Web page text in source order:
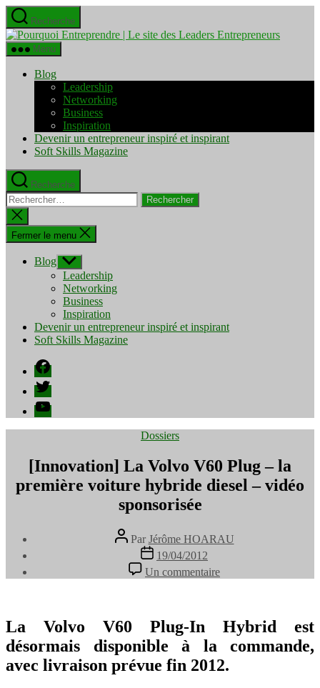
Aller
au
contenu
Recherche
Pourquoi
Menu
Blog
Leadership
Networking
Business
Inspiration
Devenir un entrepreneur inspiré et inspirant
Soft Skills Magazine
Recherche
Rechercher :
Fermer
la
recherche
Fermer le menu
Blog Afficher
le
sous-
menu
Leadership
Networking
Business
Inspiration
Devenir un entrepreneur inspiré et inspirant
Soft Skills Magazine
Facebook
Twitter
YouTube
Catégories
Dossiers
[Innovation] La Volvo V60 Plug – la
première voiture hybride diesel – vidéo
sponsorisée
Auteur
de
l’article
Par Jérôme HOARAU
Date
de
l’article
19/04/2012
Un commentaire
[Innovation]
V60
Plug
la
première
La Volvo V60 Plug-In Hybrid est
désormais disponible à la commande,
avec livraison prévue fin 2012.